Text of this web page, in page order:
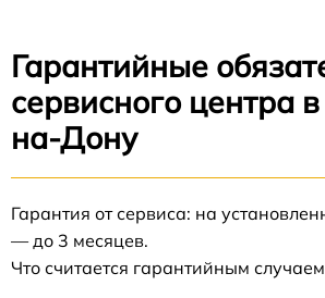
Гарантийные
сервисного центра
на-Дону
Гарантия от сервиса: на
— до 3 месяцев.
Что считается гарантийным